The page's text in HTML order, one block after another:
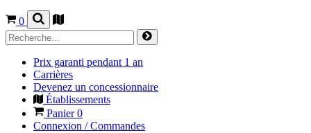
0
Prix garanti pendant 1 an
Carrières
Devenez un concessionnaire
Établissements
Panier0
Connexion / Commandes